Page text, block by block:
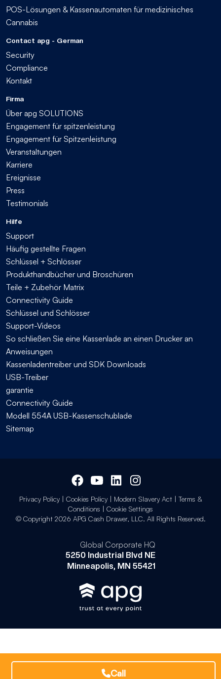
Call
POS-Lösungen & Kassenautomaten für medizinisches
Cannabis
Contact apg - German
Security
Compliance
Kontakt
Firma
Über apg SOLUTIONS
Engagement für spitzenleistung
Engagement für Spitzenleistung
Veranstaltungen
Karriere
Ereignisse
Press
Testimonials
Hilfe
Support
Häufig gestellte Fragen
Schlüssel + Schlösser
Produkthandbücher und Broschüren
Teile + Zubehör Matrix
Connectivity Guide
Schlüssel und Schlösser
Support-Videos
So schließen Sie eine Kassenlade an einen Drucker an
Anweisungen
Kassenladentreiber und SDK Downloads
USB-Treiber
garantie
Connectivity Guide
Modell 554A USB-Kassenschublade
Sitemap
Privacy Policy| Cookies Policy| Modern Slavery Act| Terms &
Conditions | Cookie Settings
© Copyright 2026 APG Cash Drawer, LLC. All Rights Reserved.
Global Corporate HQ
5250 Industrial Blvd NE
Minneapolis, MN 55421